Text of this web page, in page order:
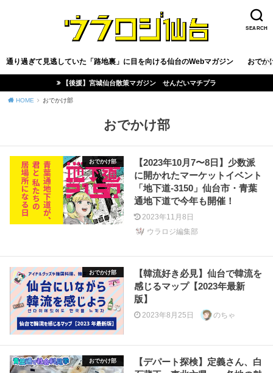
SEARCH
通り過ぎて見逃していた「路地裏」に目を向ける仙台のWebマガジン おでか
【後援】宮城仙台散策マガジン せんだいマチプラ
HOME おでかけ部
おでかけ部
おでかけ部
【2023年10月7〜8日】少数派
に開かれたマーケットイベント
「地下道-3150」仙台市・青葉
通地下道で今年も開催！
2023年11月8日
ウラロジ編集部
おでかけ部
【韓流好き必見】仙台で韓流を
感じるマップ【2023年最新
版】
2023年8月25日 のちゃ
おでかけ部
【デパート探検】定義さん、白